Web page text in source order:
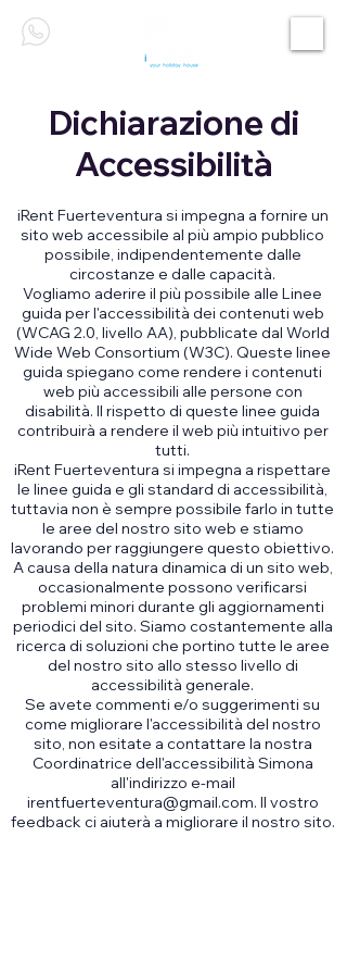
Dichiarazione di
Accessibilità
iRent Fuerteventura si impegna a fornire un
sito web accessibile al più ampio pubblico
possibile, indipendentemente dalle
circostanze e dalle capacità.
Vogliamo aderire il più possibile alle Linee
guida per l'accessibilità dei contenuti web
(WCAG 2.0, livello AA), pubblicate dal World
Wide Web Consortium (W3C). Queste linee
guida spiegano come rendere i contenuti
web più accessibili alle persone con
disabilità. Il rispetto di queste linee guida
contribuirà a rendere il web più intuitivo per
tutti.
iRent Fuerteventura si impegna a rispettare
le linee guida e gli standard di accessibilità,
tuttavia non è sempre possibile farlo in tutte
le aree del nostro sito web e stiamo
lavorando per raggiungere questo obiettivo.
A causa della natura dinamica di un sito web,
occasionalmente possono verificarsi
problemi minori durante gli aggiornamenti
periodici del sito. Siamo costantemente alla
ricerca di soluzioni che portino tutte le aree
del nostro sito allo stesso livello di
accessibilità generale.
Se avete commenti e/o suggerimenti su
come migliorare l'accessibilità del nostro
sito, non esitate a contattare la nostra
Coordinatrice dell'accessibilità Simona
all'indirizzo e-mail
irentfuerteventura@gmail.com. Il vostro
feedback ci aiuterà a migliorare il nostro sito.